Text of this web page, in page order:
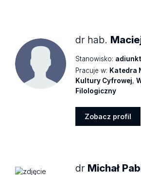
dr hab.
Stanowisko: adiunkt
Pracuje w: Katedra
Kultury Cyfrowej,
Filologiczny
Zobacz profil
dr Michał